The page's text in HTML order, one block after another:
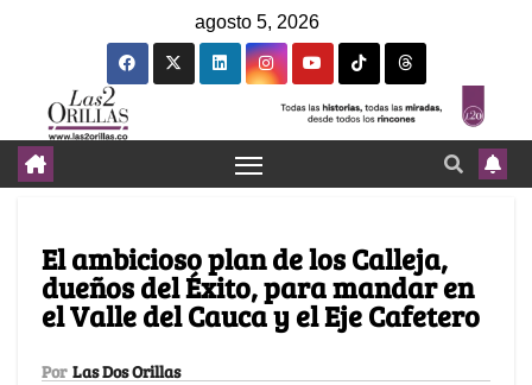
agosto 5, 2026
El ambicioso plan de los Calleja,
dueños del Éxito, para mandar en
el Valle del Cauca y el Eje Cafetero
Por Las Dos Orillas